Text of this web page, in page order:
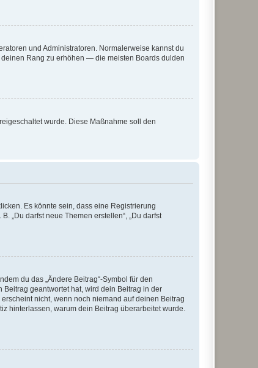
und Administratoren. Normalerweise kannst du
Rang zu erhöhen — die meisten Boards dulden
wurde. Diese Maßnahme soll den
Es könnte sein, dass eine Registrierung
„Du darfst neue Themen erstellen“, „Du darfst
du das „Ändere Beitrag“-Symbol für den
geantwortet hat, wird dein Beitrag in der
nicht, wenn noch niemand auf deinen Beitrag
hinterlassen, warum dein Beitrag überarbeitet wurde.